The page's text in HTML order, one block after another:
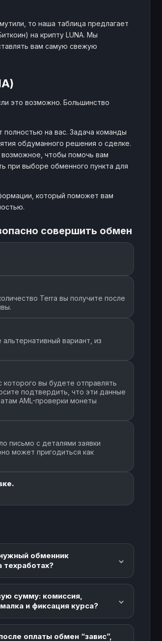
то наша таблица предлагает
на крипту LUNA. Мы
вам самую свежую
это возможно. Большинство
на вас. Задача команды
обдуманного решения о сделке.
чтобы помочь вам
при выборе обменного пункта для
который поможет вам
совершить обмен
Terra вы получите после
вариант, из
вы будете отправлять
подтвердить, что эти данные
AML-проверки монеты
письмо с деталями заявки
может пригодиться как
обменник
техработах?
сумму: комиссия,
и фиксация курса?
оплаты обмен “завис”,